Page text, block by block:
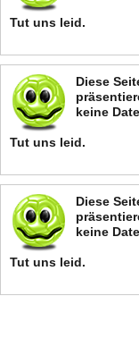
Tut uns leid.
Diese
keine
Tut uns leid.
Diese
keine
Tut uns leid.